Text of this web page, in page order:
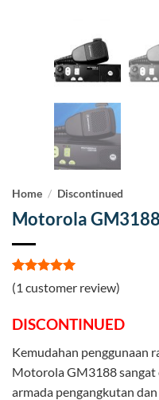
Home / Discontinued
Motorola GM3188
Rated5
out of 5
1
customer
(1 customer review)
DISCONTINUED
Kemudahan penggunaan
Motorola GM3188 sangat
armada pengangkutan